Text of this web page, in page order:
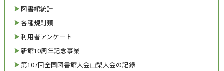
図書館統計
各種規則類
利用者アンケート
新館10周年記念事業
第107回全国図書館大会山梨大会の記録